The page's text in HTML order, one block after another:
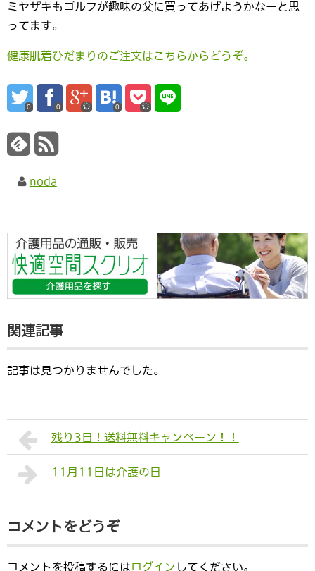
ミヤザキもゴルフが趣味の父に買ってあげようかなーと思
ってます。
健康肌着ひだまりのご注文はこちらからどうぞ。
0 0 0
noda
関連記事
記事は見つかりませんでした。
残り3日！送料無料キャンペーン！！
11月11日は介護の日
コメントをどうぞ
コメントを投稿するにはログイン してください。